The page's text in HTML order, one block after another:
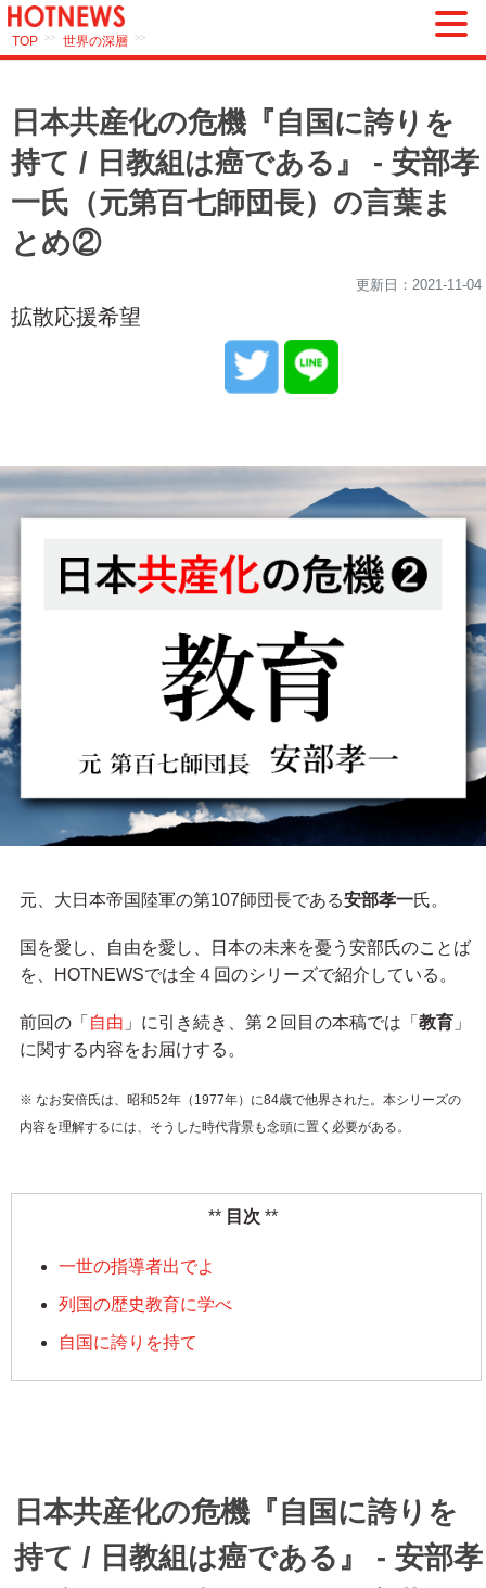
TOP >> 世界の深層 >>
日本共産化の危機『自国に誇りを
持て / 日教組は癌である』 - 安部孝
一氏（元第百七師団長）の言葉ま
とめ②
更新日：2021-11-04
拡散応援希望
元、大日本帝国陸軍の第107師団長である安部孝一氏。
国を愛し、自由を愛し、日本の未来を憂う安部氏のことば
を、HOTNEWSでは全４回のシリーズで紹介している。
前回の「 自由 」に引き続き、第２回目の本稿では「 教育」
に関する内容をお届けする。
※ なお安倍氏は、昭和52年（1977年）に84歳で他界された。本シリーズの
内容を理解するには、そうした時代背景も念頭に置く必要がある。
目次
一世の指導者出でよ
列国の歴史教育に学べ
自国に誇りを持て
日本共産化の危機『自国に誇りを
持て / 日教組は癌である』 - 安部孝